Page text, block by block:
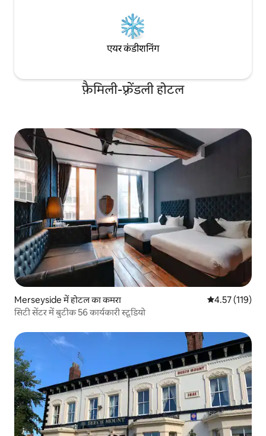
एयर कंडीशनिंग
फ़ैमिली-फ़्रेंडली होटल
Merseyside में होटल का कमरा औसत रेटिंग 5 में से
4.57 (119)
सिटी सेंटर में बुटीक 56 कार्यकारी स्टूडियो